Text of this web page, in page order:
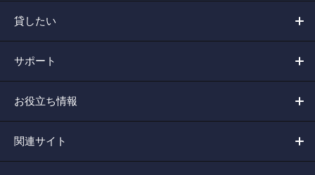
貸したい
サポート
お役立ち情報
関連サイト